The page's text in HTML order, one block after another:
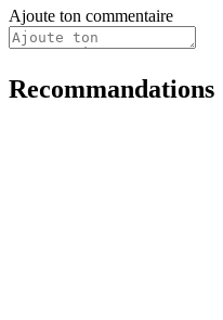
Ajoute ton commentaire
Recommandations